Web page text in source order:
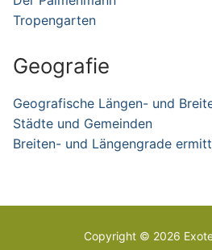
Tropengarten
Geografie
Geografische Längen- und
Städte und Gemeinden
Breiten- und Längengrade
Copyright © 2026